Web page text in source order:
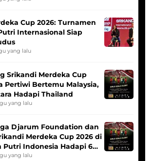
Cup 2026: Turnamen
Internasional Siap
yang lalu
Srikandi Merdeka Cup
Pertiwi Bertemu Malaysia,
Hadapi Thailand
yang lalu
Djarum Foundation dan
Merdeka Cup 2026 di
Putri Indonesia Hadapi 6
yang lalu